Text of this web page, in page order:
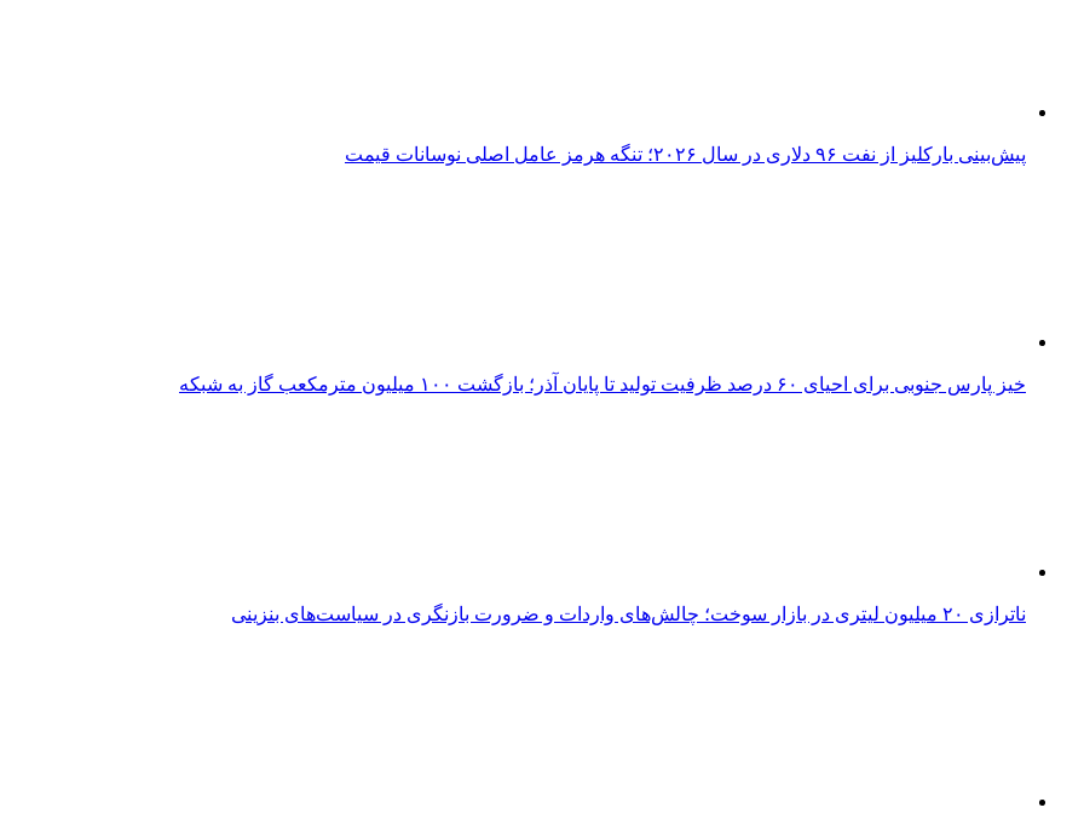
پیش‌بینی بارکلیز از نفت ۹۶ دلاری در سال ۲۰۲۶؛ تنگه هرمز عامل اصلی نوسانات قیمت
خیز پارس جنوبی برای احیای ۶۰ درصد ظرفیت تولید تا پایان آذر؛ بازگشت ۱۰۰ میلیون مترمکعب گاز به شبکه
ناترازی ۲۰ میلیون لیتری در بازار سوخت؛ چالش‌های واردات و ضرورت بازنگری در سیاست‌های بنزینی